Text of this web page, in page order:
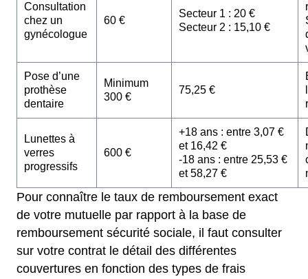
Consultation
chez un
gynécologue
60 €
Secteur 1 : 20 €
Secteur 2 : 15,10 €
Pose d’une
prothèse
dentaire
Minimum
300 €
75,25 €
Lunettes à
verres
progressifs
600 €
+18 ans : entre 3,07 €
et 16,42 €
-18 ans : entre 25,53 €
et 58,27 €
Pour connaître le taux de remboursement exact
de votre mutuelle par rapport à la base de
remboursement sécurité sociale, il faut consulter
sur votre contrat le détail des différentes
couvertures en fonction des types de frais